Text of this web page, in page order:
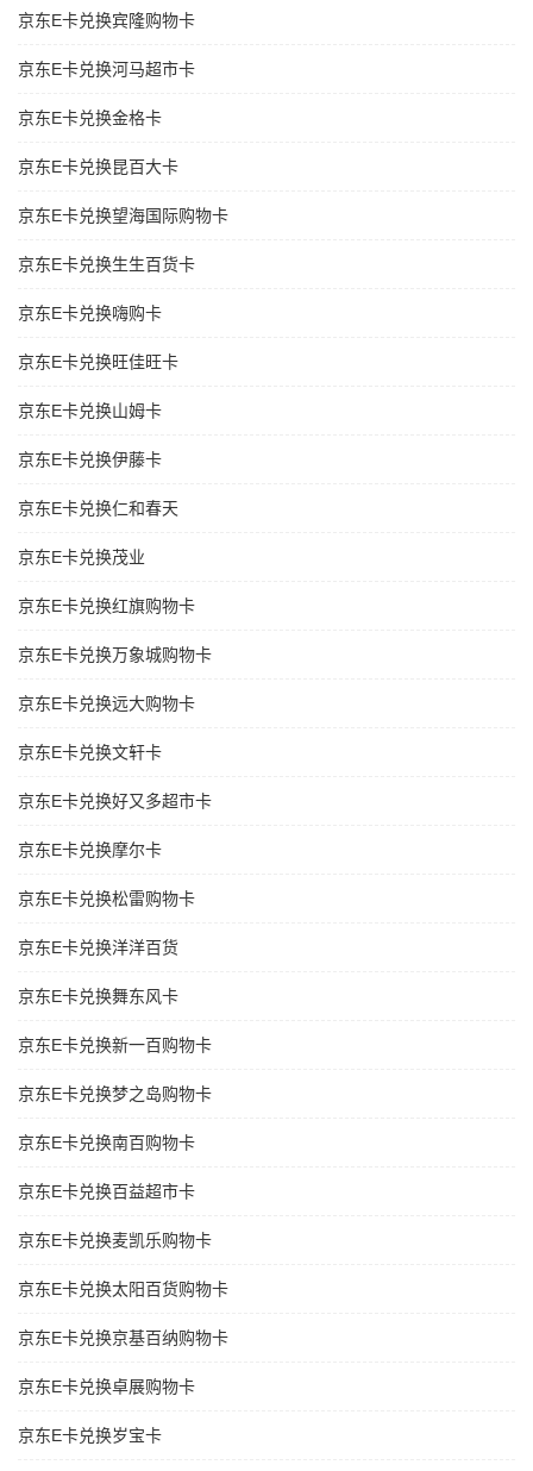
京东E卡兑换宾隆购物卡
京东E卡兑换河马超市卡
京东E卡兑换金格卡
京东E卡兑换昆百大卡
京东E卡兑换望海国际购物卡
京东E卡兑换生生百货卡
京东E卡兑换嗨购卡
京东E卡兑换旺佳旺卡
京东E卡兑换山姆卡
京东E卡兑换伊藤卡
京东E卡兑换仁和春天
京东E卡兑换茂业
京东E卡兑换红旗购物卡
京东E卡兑换万象城购物卡
京东E卡兑换远大购物卡
京东E卡兑换文轩卡
京东E卡兑换好又多超市卡
京东E卡兑换摩尔卡
京东E卡兑换松雷购物卡
京东E卡兑换洋洋百货
京东E卡兑换舞东风卡
京东E卡兑换新一百购物卡
京东E卡兑换梦之岛购物卡
京东E卡兑换南百购物卡
京东E卡兑换百益超市卡
京东E卡兑换麦凯乐购物卡
京东E卡兑换太阳百货购物卡
京东E卡兑换京基百纳购物卡
京东E卡兑换卓展购物卡
京东E卡兑换岁宝卡